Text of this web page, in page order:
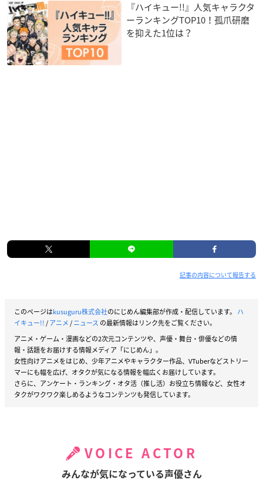
『ハイキュー!!』人気キャラクタ
ーランキングTOP10！孤爪研磨
を抑えた1位は？
記事の内容について報告する
このページはkusuguru株式会社のにじめん編集部が作成・配信しています。 ハ
イキュー!!/アニメ/ニュース の最新情報はリンク先をご覧ください。
アニメ・ゲーム・漫画などの2次元コンテンツや、声優・舞台・俳優などの情
報・話題をお届けする情報メディア「にじめん」。
女性向けアニメをはじめ、少年アニメやキャラクター作品、VTuberなどストリー
マーにも幅を広げ、オタクが気になる情報を幅広くお届けしています。
さらに、アンケート・ランキング・オタ活（推し活）お役立ち情報など、女性オ
タクがワクワク楽しめるようなコンテンツも発信しています。
VOICE ACTOR
みんなが気になっている声優さん